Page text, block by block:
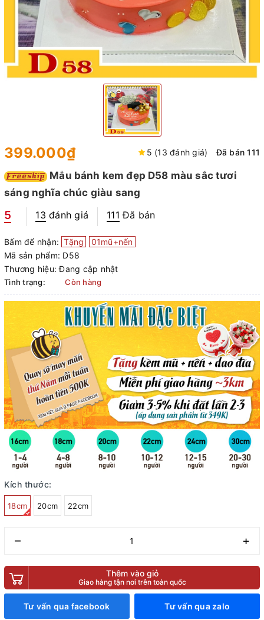
399.000₫ 5 (13 đánh giá) Đã bán 111
Mẫu bánh kem đẹp D58 màu sắc tươi
sáng nghĩa chúc giàu sang
5 13 đánh giá 111 Đã bán
Bấm để nhận: Tặng
01mũ+nến
Mã sản phẩm: D58
Thương hiệu: Đang cập nhật
Tình trạng: Còn hàng
Kích thước:
18cm 20cm 22cm
– +
Thêm vào giỏ
Giao hàng tận nơi trên toàn quốc
Tư vấn qua facebook Tư vấn qua zalo